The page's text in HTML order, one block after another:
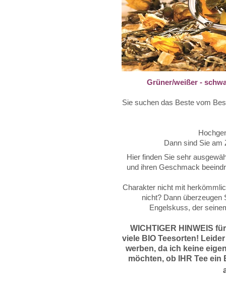
Grüner/weißer -
Sie suchen
Dann sind Sie am
Hier finden Sie sehr
und ihren Geschmack
Charakter nicht mit
nicht? Dann
Engelskuss, der
WICHTIGER HINWEIS
viele BIO Teesorten!
werben, daich keine
möchten, ob IHR Tee ein